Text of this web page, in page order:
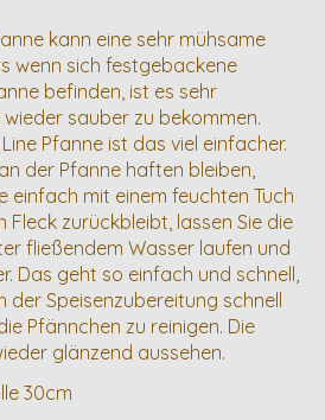
kann eine sehr mühsame
wenn sich festgebackene
befinden, ist es sehr
sauber zu bekommen.
Pfanne ist das viel einfacher.
der Pfanne haften bleiben,
einfach mit einem feuchten Tuch
Fleck zurückbleibt, lassen Sie die
fließendem Wasser laufen und
Das geht so einfach und schnell,
der Speisenzubereitung schnell
Pfännchen zu reinigen. Die
glänzend aussehen.
30cm